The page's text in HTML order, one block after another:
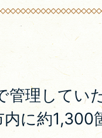
管理してい
内に約1,300